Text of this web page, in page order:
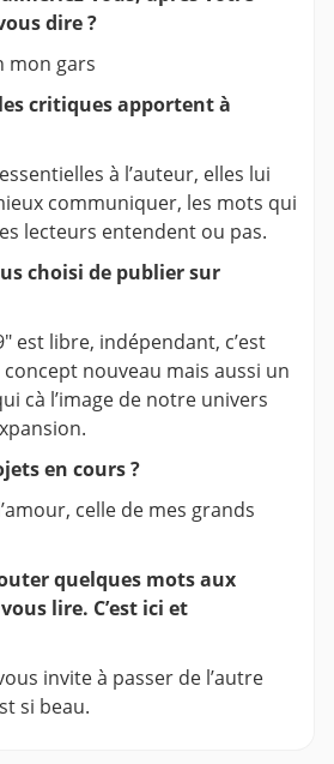
dire ?
mon gars
critiques apportent à
à l’auteur, elles lui
communiquer, les mots qui
lecteurs entendent ou pas.
choisi de publier sur
est libre, indépendant, c’est
nouveau mais aussi un
cà l’image de notre univers
en cours ?
celle de mes grands
quelques mots aux
lire. C’est ici et
invite à passer de l’autre
si beau.